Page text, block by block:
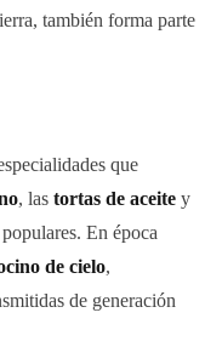
también forma parte
que
, las tortas de aceite y
En época
de cielo,
de generación